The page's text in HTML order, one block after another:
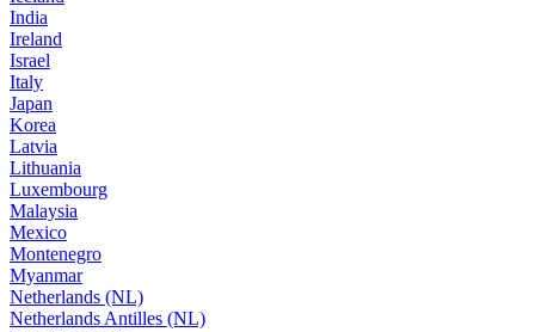
India
Ireland
Israel
Italy
Japan
Korea
Latvia
Lithuania
Luxembourg
Malaysia
Mexico
Montenegro
Myanmar
Netherlands (NL)
Netherlands Antilles (NL)